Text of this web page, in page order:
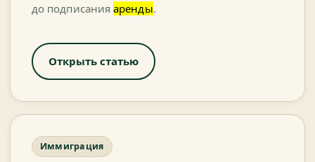
до подписанияаренды.
Открыть статью
Иммиграция